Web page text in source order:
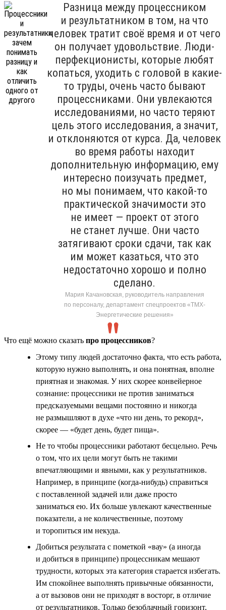
Разница между процессником
и результатником в том, на что
человек тратит своё время и от чего
он получает удовольствие. Люди-
перфекционисты, которые любят
копаться, уходить с головой в какие-
то труды, очень часто бывают
процессниками. Они увлекаются
исследованиями, но часто теряют
цель этого исследования, а значит,
и отклоняются от курса. Да, человек
во время работы находит
дополнительную информацию, ему
интересно поизучать предмет,
но мы понимаем, что какой-то
практической значимости это
не имеет — проект от этого
не станет лучше. Они часто
затягивают сроки сдачи, так как
им может казаться, что это
недостаточно хорошо и полно
сделано.
Мария Качановская, руководитель направления
по персоналу, департамент спецпроектов «ТМХ-
Энергетические решения»
Что ещё можно сказать про процессников?
Этому типу людей достаточно факта, что есть работа,
которую нужно выполнять, и она понятная, вполне
приятная и знакомая. У них скорее конвейерное
сознание: процессники не против заниматься
предсказуемыми вещами постоянно и никогда
не размышляют в духе «что ни день, то рекорд»,
скорее — «будет день, будет пища».
Не то чтобы процессники работают бесцельно. Речь
о том, что их цели могут быть не такими
впечатляющими и явными, как у результатников.
Например, в принципе (когда-нибудь) справиться
с поставленной задачей или даже просто
заниматься ею. Их больше увлекают качественные
показатели, а не количественные, поэтому
и торопиться им некуда.
Добиться результата с пометкой «вау» (а иногда
и добиться в принципе) процессникам мешают
трудности, которых эта категория старается избегать.
Им спокойнее выполнять привычные обязанности,
а от вызовов они не приходят в восторг, в отличие
от результатников. Только безоблачный горизонт,